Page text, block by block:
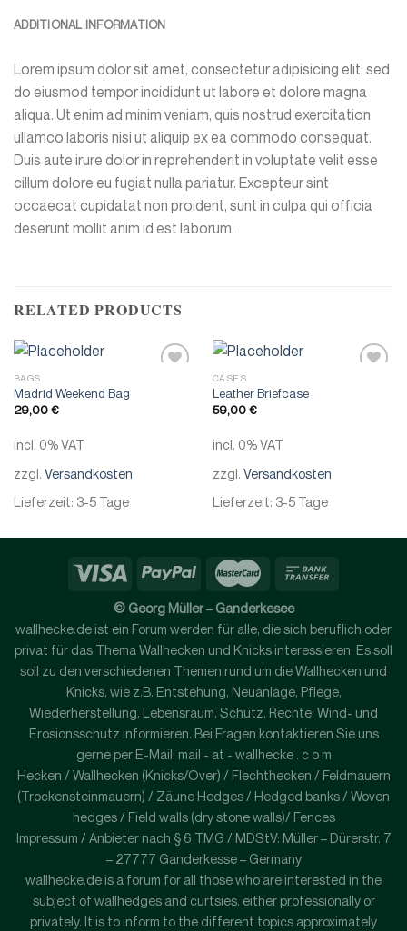
ADDITIONAL INFORMATION
Lorem ipsum dolor sit amet, consectetur adipisicing elit, sed
do eiusmod tempor incididunt ut labore et dolore magna
aliqua. Ut enim ad minim veniam, quis nostrud exercitation
ullamco laboris nisi ut aliquip ex ea commodo consequat.
Duis aute irure dolor in reprehenderit in voluptate velit esse
cillum dolore eu fugiat nulla pariatur. Excepteur sint
occaecat cupidatat non proident, sunt in culpa qui officia
deserunt mollit anim id est laborum.
RELATED PRODUCTS
BAGS
Madrid Weekend Bag
29,00€
incl. 0% VAT
zzgl. Versandkosten
Lieferzeit: 3-5 Tage
CASES
Leather Briefcase
59,00€
incl. 0% VAT
zzgl. Versandkosten
Lieferzeit: 3-5 Tage
© Georg Müller – Ganderkesee
wallhecke.de ist ein Forum werden für alle, die sich beruflich oder
privat für das Thema Wallhecken und Knicks interessieren. Es soll
soll zu den verschiedenen Themen rund um die Wallhecken und
Knicks, wie z.B. Entstehung, Neuanlage, Pflege,
Wiederherstellung, Lebensraum, Schutz, Rechte, Wind- und
Erosionsschutz informieren. Bei Fragen kontaktieren Sie uns
gerne per E-Mail: mail - at - wallhecke . c o m
Hecken / Wallhecken (Knicks/Över) / Flechthecken / Feldmauern
(Trockensteinmauern) / Zäune Hedges / Hedged banks / Woven
hedges / Field walls (dry stone walls)/ Fences
Impressum / Anbieter nach § 6 TMG / MDStV: Müller – Dürerstr. 7
– 27777 Ganderkesse – Germany
wallhecke.de is a forum for all those who are interested in the
subject of wallhedges and curtsies, either professionally or
privately. It is to inform to the different topics approximately